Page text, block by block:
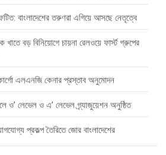
বাংলাদেশের তরুণরা এগিয়ে আসছে নেতৃত্বে
বড় বিনিয়োগে চায়না রেলওয়ে ফার্স্ট গ্রুপের
এলএনজি কেনার প্রস্তাব অনুমোদন
ও’ লেভেল ও এ’ লেভেল গ্র্যাজুয়েশন অনুষ্ঠিত
প্রকল্প তৈরিতে জোর বাংলাদেশের